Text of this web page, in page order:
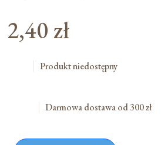
2,40 zł
Produkt niedostępny
Darmowa dostawa od 300 zł